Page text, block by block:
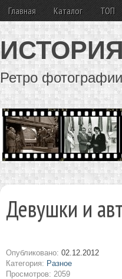
Главная Каталог ТОП
Ретро
Девушки и
Опубликовано: 02.12.2012
Категория: Разное
Просмотров: 2059